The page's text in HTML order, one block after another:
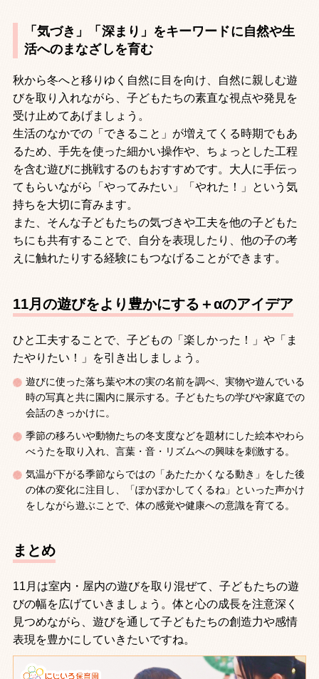
「気づき」「深まり」をキーワードに自然や生
活へのまなざしを育む
秋から冬へと移りゆく自然に目を向け、自然に親しむ遊
びを取り入れながら、子どもたちの素直な視点や発見を
受け止めてあげましょう。
生活のなかでの「できること」が増えてくる時期でもあ
るため、手先を使った細かい操作や、ちょっとした工程
を含む遊びに挑戦するのもおすすめです。大人に手伝っ
てもらいながら「やってみたい」「やれた！」という気
持ちを大切に育みます。
また、そんな子どもたちの気づきや工夫を他の子どもた
ちにも共有することで、自分を表現したり、他の子の考
えに触れたりする経験にもつなげることができます。
11月の遊びをより豊かにする＋αのアイデア
ひと工夫することで、子どもの「楽しかった！」や「ま
たやりたい！」を引き出しましょう。
遊びに使った落ち葉や木の実の名前を調べ、実物や遊んでいる
時の写真と共に園内に展示する。子どもたちの学びや家庭での
会話のきっかけに。
季節の移ろいや動物たちの冬支度などを題材にした絵本やわら
べうたを取り入れ、言葉・音・リズムへの興味を刺激する。
気温が下がる季節ならではの「あたたかくなる動き」をした後
の体の変化に注目し、「ぽかぽかしてくるね」といった声かけ
をしながら遊ぶことで、体の感覚や健康への意識を育てる。
まとめ
11月は室内・屋内の遊びを取り混ぜて、子どもたちの遊
びの幅を広げていきましょう。体と心の成長を注意深く
見つめながら、遊びを通して子どもたちの創造力や感情
表現を豊かにしていきたいですね。